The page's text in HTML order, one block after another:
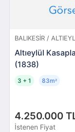
BALIKESIR /
Altıeylül
(1838)
4.250.000
İstenen Fiyat
3 + 1 83m²